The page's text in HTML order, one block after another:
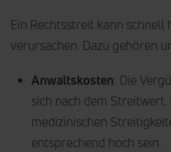
Ein Rechtsstreit kann schnell
verursachen. Dazu gehören
Anwaltskosten: Die
sich nach dem Streitwert.
medizinischen
entsprechend hoch sein.